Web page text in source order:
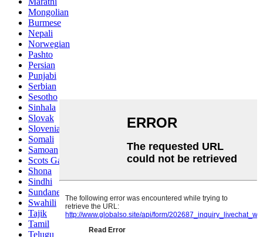
Mongolian
Burmese
Nepali
Norwegian
Pashto
Persian
Punjabi
Serbian
Sesotho
Sinhala
Slovak
Slovenian
Somali
Samoan
Scots Gaelic
Shona
Sindhi
Sundanese
Swahili
Tajik
Tamil
Telugu